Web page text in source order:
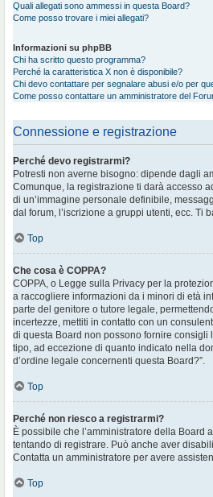
Quali allegati sono ammessi in questa Board?
Come posso trovare i miei allegati?
Informazioni su phpBB
Chi ha scritto questo programma?
Perché la caratteristica X non è disponibile?
Chi devo contattare per segnalare abusi e/o per
Come posso contattare un amministratore del
Connessione e registrazione
Perché devo registrarmi?
Potresti non averne bisogno: dipende dagli
Comunque, la registrazione ti darà accesso
di un’immagine personale definibile,
dal forum, l’iscrizione a gruppi utenti, ecc. Ti
Top
Che cosa è COPPA?
COPPA, o Legge sulla Privacy per la
a raccogliere informazioni da i minori di età
parte del genitore o tutore legale,
incertezze, mettiti in contatto con un
di questa Board non possono fornire
tipo, ad eccezione di quanto indicato nella
d’ordine legale concernenti questa Board?”.
Top
Perché non riesco a registrarmi?
È possibile che l’amministratore della
tentando di registrare. Può anche aver
Contatta un amministratore per avere
Top